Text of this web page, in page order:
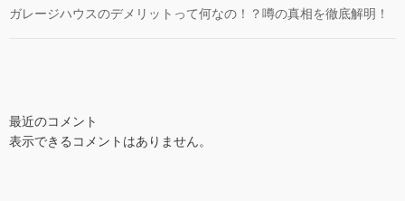
ガレージハウスのデメリットって何なの！？噂の真相を徹底解明！
最近のコメント
表示できるコメントはありません。